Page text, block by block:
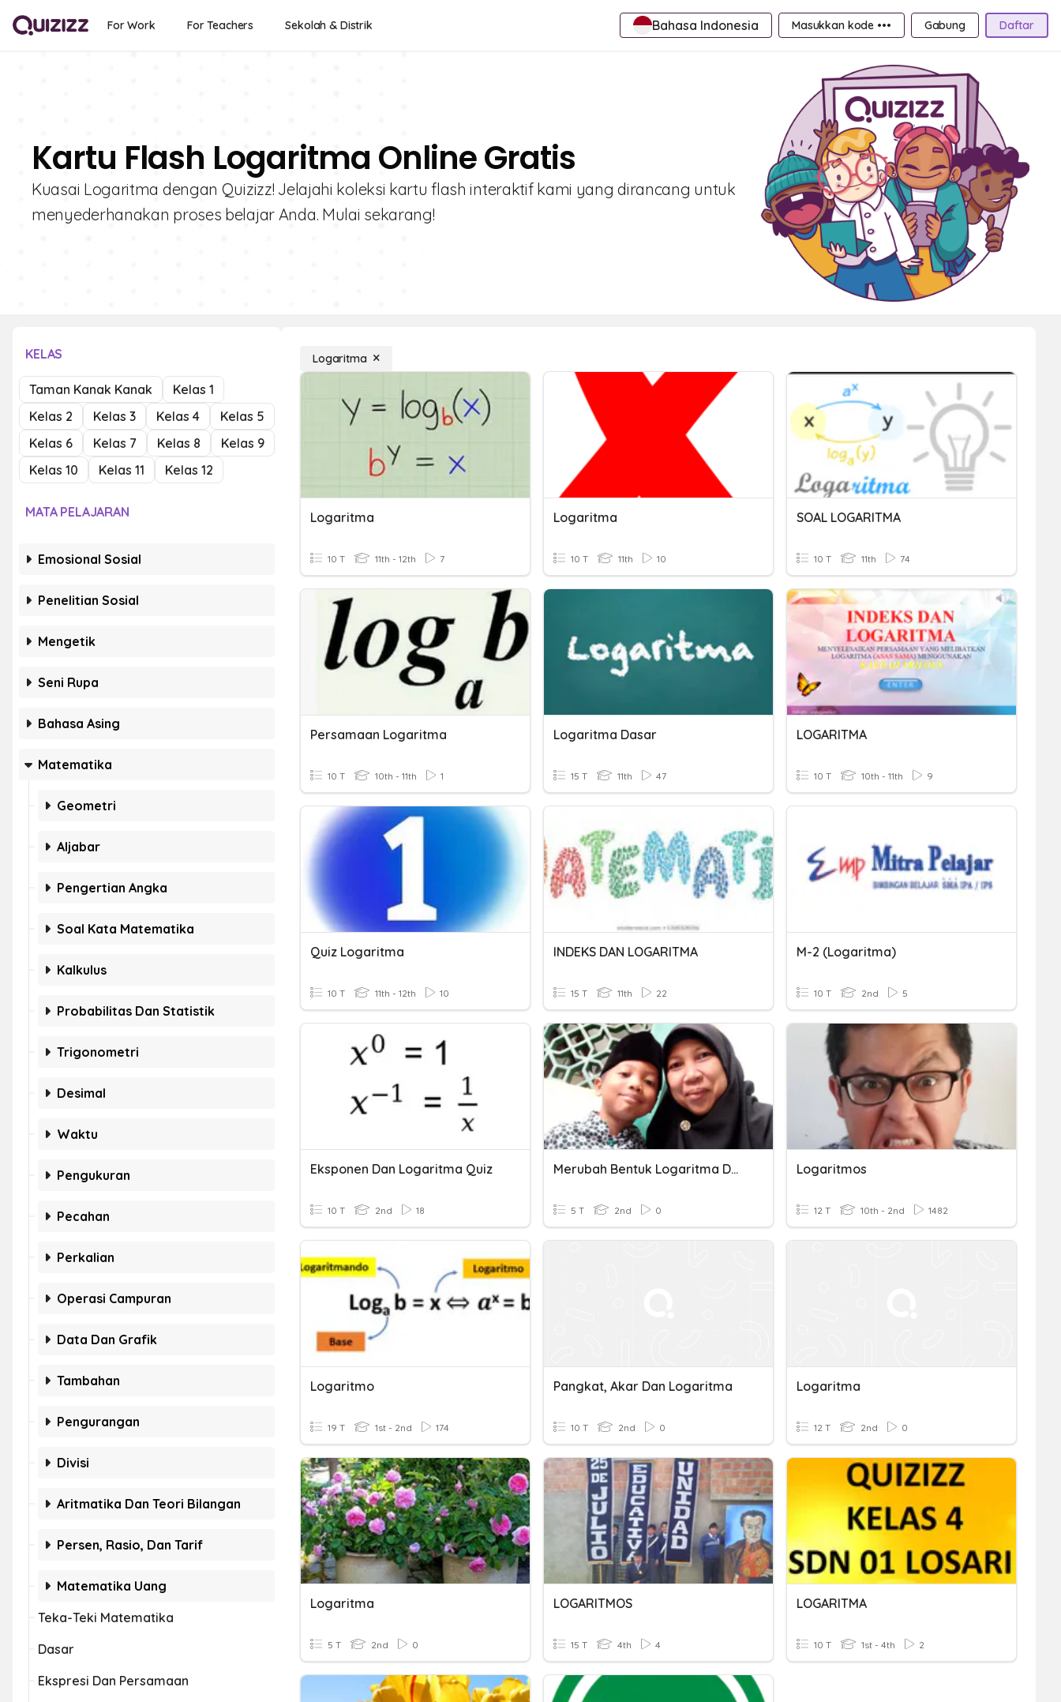
For Work For Teachers Sekolah & Distrik Bahasa Indonesia Masukkan kode ••• Gabung Daftar
Kartu Flash Logaritma Online Gratis
Kuasai Logaritma dengan Quizizz! Jelajahi koleksi kartu flash interaktif kami yang dirancang untuk
menyederhanakan proses belajar Anda. Mulai sekarang!
KELAS
Taman Kanak Kanak
Kelas 1
Kelas 2
Kelas 3 Kelas 4
Kelas 5
Kelas 6
Kelas 7 Kelas 8
Kelas 9
Kelas 10
Kelas 11 Kelas 12
MATA PELAJARAN
Emosional Sosial
Penelitian Sosial
Mengetik
Seni Rupa
Bahasa Asing
Matematika
Geometri
Aljabar
Pengertian Angka
Soal Kata Matematika
Kalkulus
Probabilitas Dan Statistik
Trigonometri
Desimal
Waktu
Pengukuran
Pecahan
Perkalian
Operasi Campuran
Data Dan Grafik
Tambahan
Pengurangan
Divisi
Aritmatika Dan Teori Bilangan
Persen, Rasio, Dan Tarif
Matematika Uang
Teka-Teki Matematika
Dasar
Ekspresi Dan Persamaan
Logaritma
Logaritma
10 T 11th - 12th 7
Logaritma
10 T 11th 10
SOAL LOGARITMA
10 T 11th 74
Persamaan Logaritma
10 T 10th - 11th 1
Logaritma Dasar
15 T 11th 47
LOGARITMA
10 T 10th - 11th 9
Quiz Logaritma
10 T 11th - 12th 10
INDEKS DAN LOGARITMA
15 T 11th 22
M-2 (Logaritma)
10 T 2nd 5
Eksponen Dan Logaritma Quiz
10 T 2nd 18
Merubah Bentuk Logaritma Dan Menghitung Nilai Logaritma
5 T 2nd 0
Logaritmos
12 T 10th - 2nd 1482
Logaritmo
19 T 1st - 2nd 174
Pangkat, Akar Dan Logaritma
10 T 2nd 0
Logaritma
12 T 2nd 0
Logaritma
5 T 2nd 0
LOGARITMOS
15 T 4th 4
LOGARITMA
10 T 1st - 4th 2